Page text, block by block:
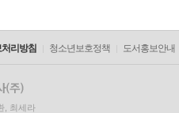
리방침 청소년보호정책 도서홍보안내
, 최세라